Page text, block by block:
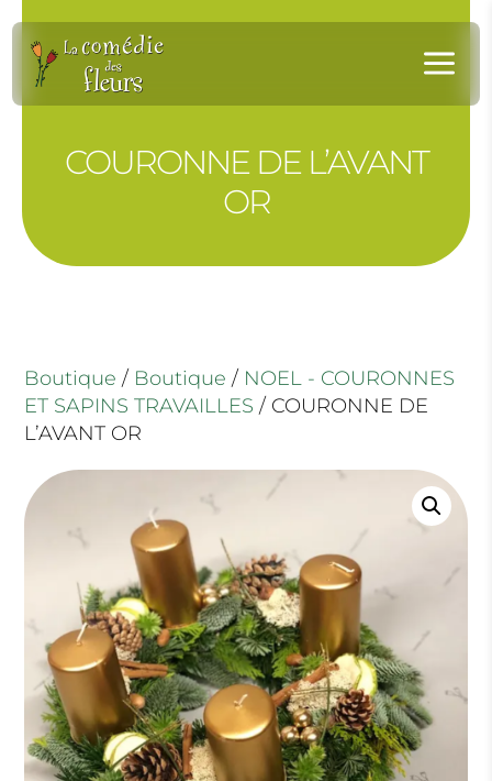
a
COURONNE DE L’AVANT
OR
Boutique / Boutique / NOEL - COURONNES
ET SAPINS TRAVAILLES / COURONNE DE
L’AVANT OR